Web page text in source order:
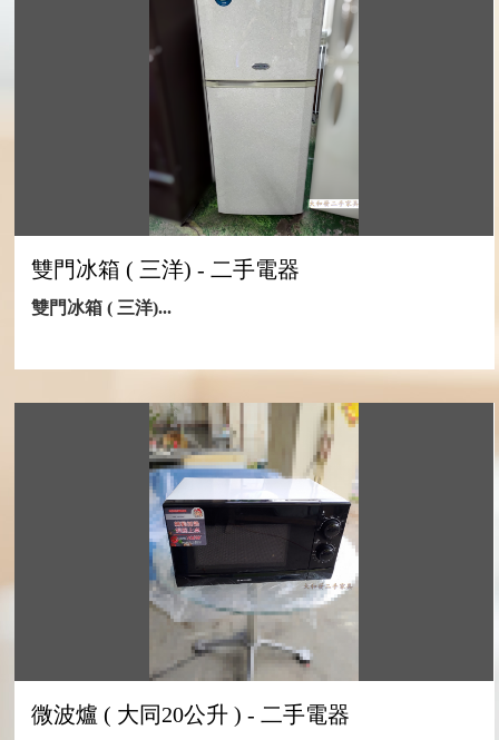
雙門冰箱 ( 三洋) - 二手電器
雙門冰箱 ( 三洋)...
微波爐 ( 大同20公升 ) - 二手電器